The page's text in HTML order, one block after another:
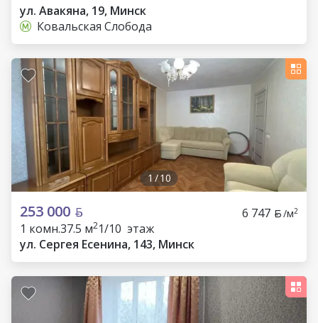
ул. Авакяна, 19, Минск
Ковальская Слобода
1 /10
253 000 6 747 /м2
1 комн.37.5 м21/10 этаж
ул. Сергея Есенина, 143, Минск